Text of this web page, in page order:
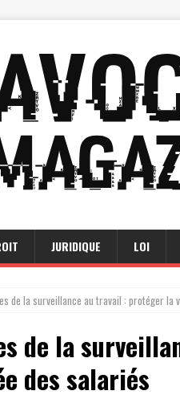
JURIDIQUE LOI
de la surveillance au travail : protéger la
de la
des salariés